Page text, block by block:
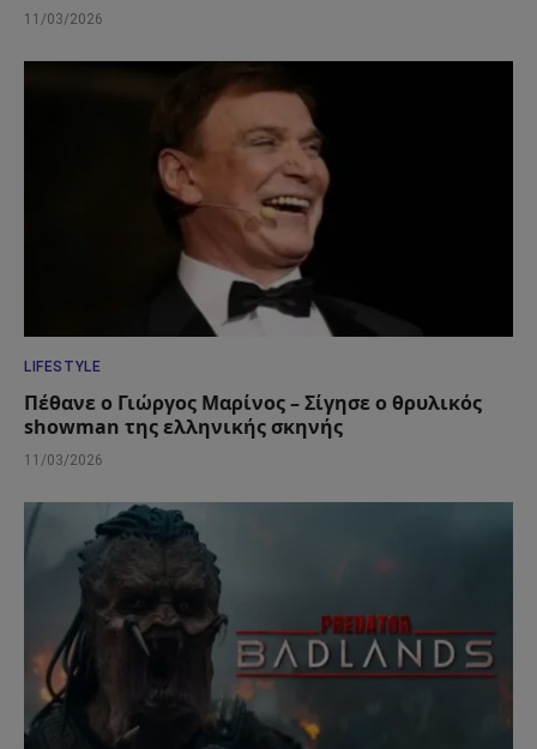
11/03/2026
LIFESTYLE
Πέθανε ο Γιώργος Μαρίνος – Σίγησε ο θρυλικός
showman της ελληνικής σκηνής
11/03/2026